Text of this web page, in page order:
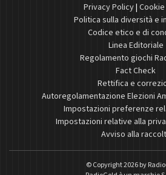
Privacy Policy|
Politica sulla diversità e
Codice etico e di
Linea Editoriale
Regolamento giochi
Fact Check
Rettifica e
Autoregolamentazione Elezioni
Impostazioni preferenze
Impostazioni relative alla
Avviso alla
© Copyright 2026 by